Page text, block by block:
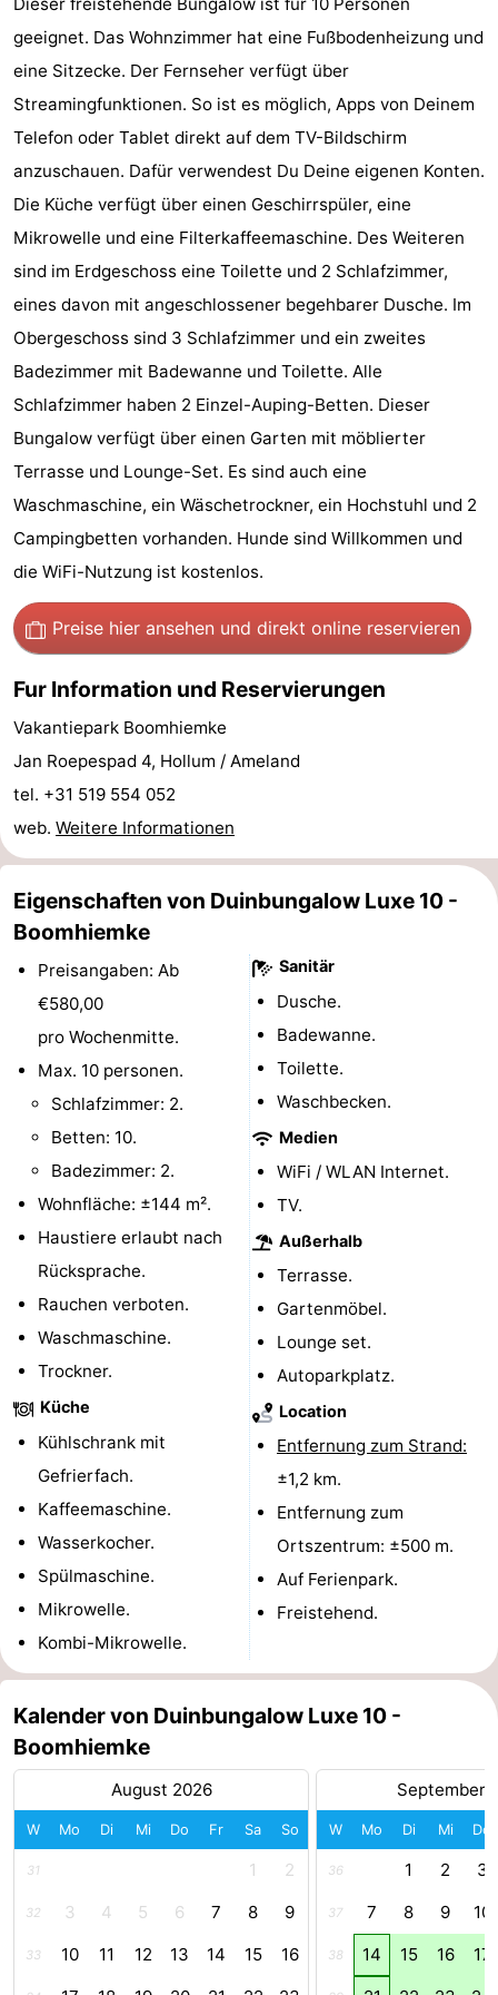
State
Ferienhäuser
-
Boomhiemke
-
Landal
Ameland
Hotels
Zimmer
(mit
Frühstück)
Lastminutes
Strand
Sehen
&
tun
-
Museen
-
Denkmäler
-
Kirchen
-
Mühlen
-
Aussichtspunkte
Attraktionen
-
Bauernhöfe
-
Minigolfplätze
Natur
Führungen
Sport
-
Schwimmbader
Radfahren
Wandern
-
Reiten
Surfen
-
Wattwandern
-
Sportangeln
Seehunden
Essen
trinken
Praktisch
Route
-
Inselhüpfen
Reisebuchshop
geeignet. Das Wohnzimmer hat eine Fußbodenheizung und
eine Sitzecke. Der Fernseher verfügt über
Streamingfunktionen. So ist es möglich, Apps von Deinem
Telefon oder Tablet direkt auf dem TV-Bildschirm
anzuschauen. Dafür verwendest Du Deine eigenen Konten.
Die Küche verfügt über einen Geschirrspüler, eine
Mikrowelle und eine Filterkaffeemaschine. Des Weiteren
sind im Erdgeschoss eine Toilette und 2 Schlafzimmer,
eines davon mit angeschlossener begehbarer Dusche. Im
Obergeschoss sind 3 Schlafzimmer und ein zweites
Badezimmer mit Badewanne und Toilette. Alle
Schlafzimmer haben 2 Einzel-Auping-Betten. Dieser
Bungalow verfügt über einen Garten mit möblierter
Terrasse und Lounge-Set. Es sind auch eine
Waschmaschine, ein Wäschetrockner, ein Hochstuhl und 2
Campingbetten vorhanden. Hunde sind Willkommen und
die WiFi-Nutzung ist kostenlos.
Preise hier ansehen und direkt online reservieren
Fur Information und Reservierungen
Vakantiepark Boomhiemke
Jan Roepespad 4, Hollum / Ameland
tel. +31 519 554 052
web. Weitere Informationen
Eigenschaften von Duinbungalow Luxe 10 -
Boomhiemke
Preisangaben: Ab
€580,00
pro Wochenmitte.
Max. 10 personen.
Schlafzimmer: 2.
Betten: 10.
Badezimmer: 2.
Wohnfläche: ±144 m².
Haustiere erlaubt nach
Rücksprache.
Rauchen verboten.
Waschmaschine.
Trockner.
Küche
Kühlschrank mit
Gefrierfach.
Kaffeemaschine.
Wasserkocher.
Spülmaschine.
Mikrowelle.
Kombi-Mikrowelle.
Sanitär
Dusche.
Badewanne.
Toilette.
Waschbecken.
Medien
WiFi / WLAN Internet.
TV.
Außerhalb
Terrasse.
Gartenmöbel.
Lounge set.
Autoparkplatz.
Location
Entfernung zum Strand:
±1,2 km.
Entfernung zum
Ortszentrum: ±500 m.
Auf Ferienpark.
Freistehend.
Kalender von Duinbungalow Luxe 10 -
Boomhiemke
August 2026
W Mo Di Mi Do Fr Sa So
31 1 2
32 3 4 5 6 7 8 9
33 10 11 12 13 14 15 16
September
W Mo Di Mi Do
36 1 2 3
37 7 8 9 10
38 14 15 16 17